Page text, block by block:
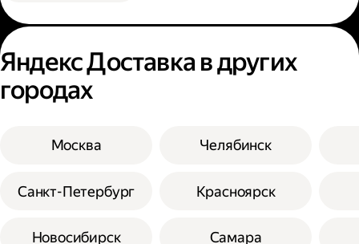
Яндекс Доставка в других
городах
Москва
Санкт-Петербург
Новосибирск
Челябинск
Красноярск
Самара